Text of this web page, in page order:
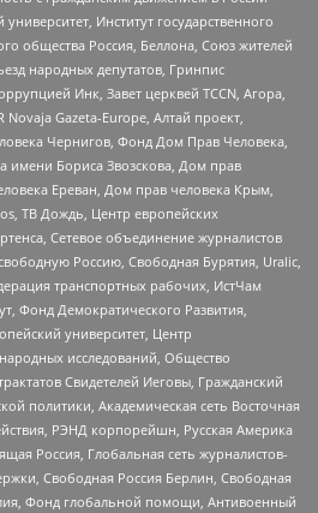
Институт государственного
общества Россия, Беллона, Союз жителей
народных депутатов, Гринпис
Инк, Завет церквей TCCN, Агора,
Gazeta-Europe, Алтай проект,
Чернигов, Фонд Дом Прав Человека,
имени Бориса Звозскова, Дом прав
Ереван, Дом прав человека Крым,
ТВ Дождь, Центр европейских
Сетевое объединение журналистов
Россию, Свободная Бурятия, Uralic,
транспортных рабочих, ИстЧам
Фонд Демократического Развития,
университет, Центр
исследований, Общество
Свидетелей Иеговы, Гражданский
политики, Академическая сеть Восточная
РЭНД корпорейшн, Русская Америка
Россия, Глобальная сеть журналистов-
Свободная Россия Берлин, Свободная
Фонд глобальной помощи, Антивоенный